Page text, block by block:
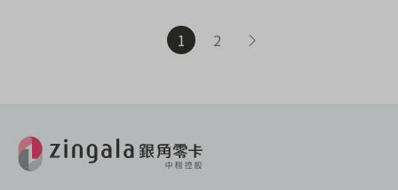
1 2